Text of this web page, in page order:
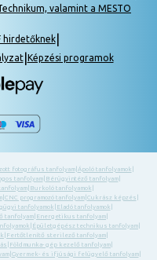
valamint a MESTO
hirdetőknek|
| Képzési programok
fotográfus tanfolyam| Ápoló tanfolyamok
tanfolyam| Bérügyintéző tanfolyam|
| Burkoló tanfolyamok
| CNC programozó tanfolyam| Cukrász képzés
tanfolyamok Eladó tanfolyamok
tanfolyam Energetikus tanfolyam
Épületgépész technikus tanfolyam
Fertőtlenítő sterilező tanfolyam
Földmunka- gép kezelő tanfolyam
| Gyermek- és ifjúsági felügyelő tanfolyam|